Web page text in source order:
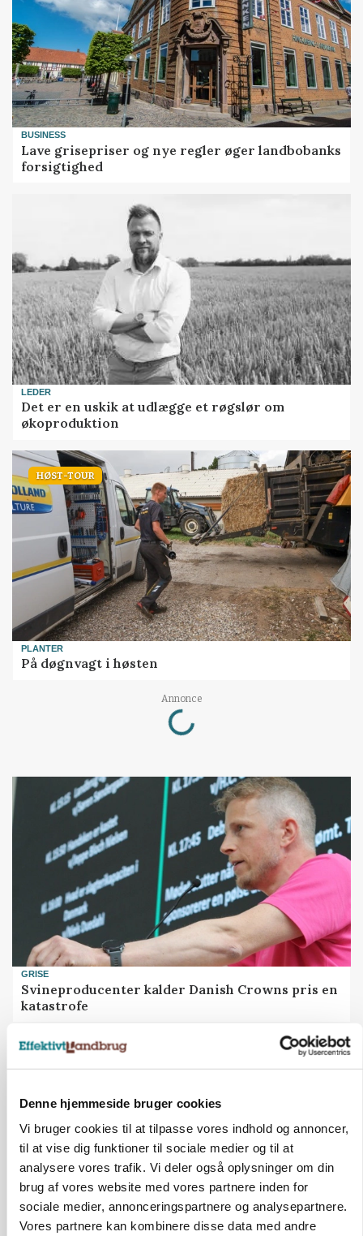
Denne hjemmeside bruger cookies
Vi bruger cookies til at tilpasse vores indhold og annoncer,
til at vise dig funktioner til sociale medier og til at
analysere vores trafik. Vi deler også oplysninger om din
brug af vores website med vores partnere inden for
sociale medier, annonceringspartnere og analysepartnere.
Vores partnere kan kombinere disse data med andre
BUSINESS
Lave grisepriser og nye regler øger landbobanks
forsigtighed
LEDER
Det er en uskik at udlægge et røgslør om
økoproduktion
HØST-TOUR
PLANTER
På døgnvagt i høsten
Annonce
Loading...
GRISE
Svineproducenter kalder Danish Crowns pris en
katastrofe